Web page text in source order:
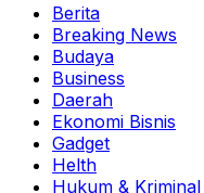
Berita
Breaking News
Budaya
Business
Daerah
Ekonomi Bisnis
Gadget
Helth
Hukum & Kriminal